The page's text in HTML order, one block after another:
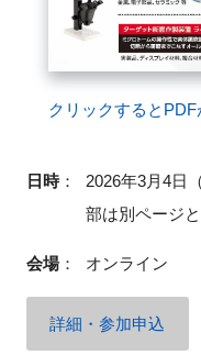
クリックするとPDF
日時：
2026年3月4日
部は別ページ
会場： オンライン
詳細・参加申込